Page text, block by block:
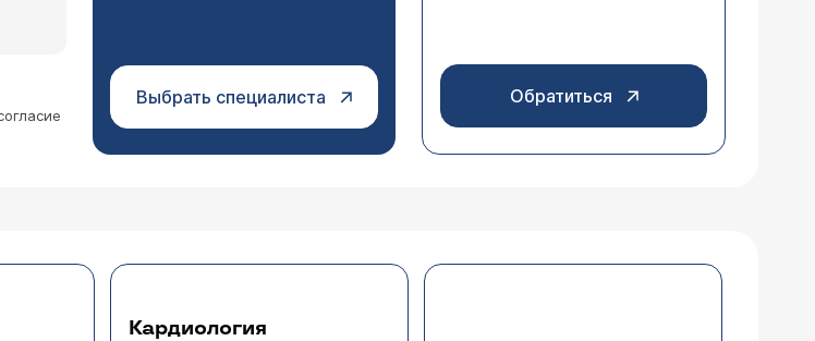
Выбрать специалиста Обратиться
Кардиология